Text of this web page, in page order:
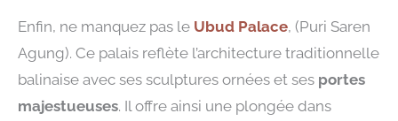
Enfin, ne manquez pas le Ubud Palace, (Puri Saren
Agung). Ce palais reflète l’architecture traditionnelle
balinaise avec ses sculptures ornées et ses portes
majestueuses. Il offre ainsi une plongée dans